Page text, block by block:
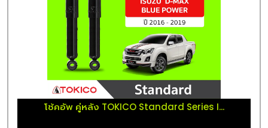
โช้คอัพ คู่หลัง TOKICO Standard Series I...